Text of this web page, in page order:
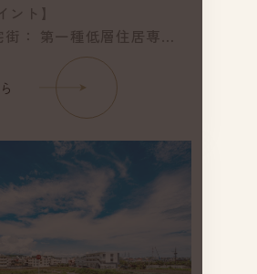
ント】
街： 第一種低層住居専用
将来にわたって良好な住
ます。
敷地： 各区画ともに約50
です。
帯： 2,800万円台から
で、ご予算に合わせた区画
す。